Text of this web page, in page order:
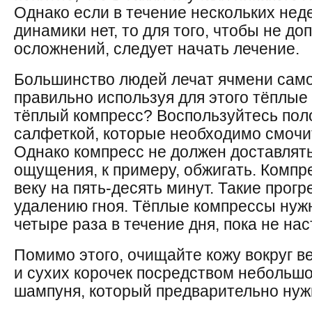
Однако если в течение нескольких
динамики нет, то для того, чтобы не
осложнений, следует начать лечение.
Большинство людей лечат ячмени
правильно используя для этого
тёплый компресс? Воспользуйтесь
салфеткой, которые необходимо
Однако компресс не должен
ощущения, к примеру, обжигать.
веку на пять-десять минут. Такие
удалению гноя. Тёплые компрессы
четыре раза в течение дня, пока не
Помимо этого, очищайте кожу вокруг
и сухих корочек посредством
шампуня, который предварительно